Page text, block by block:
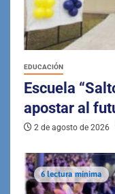
EDUCACIÓN
Escuela
apostar al
2 de agosto de 2026
6 lectura mínima